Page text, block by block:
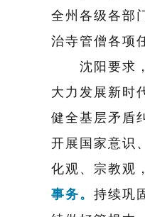
全州各级各部
治寺管僧各项
沈阳 要求
大力发展新时
健全基层矛盾
开展国家意识
化观、宗教观
事务。 持续巩